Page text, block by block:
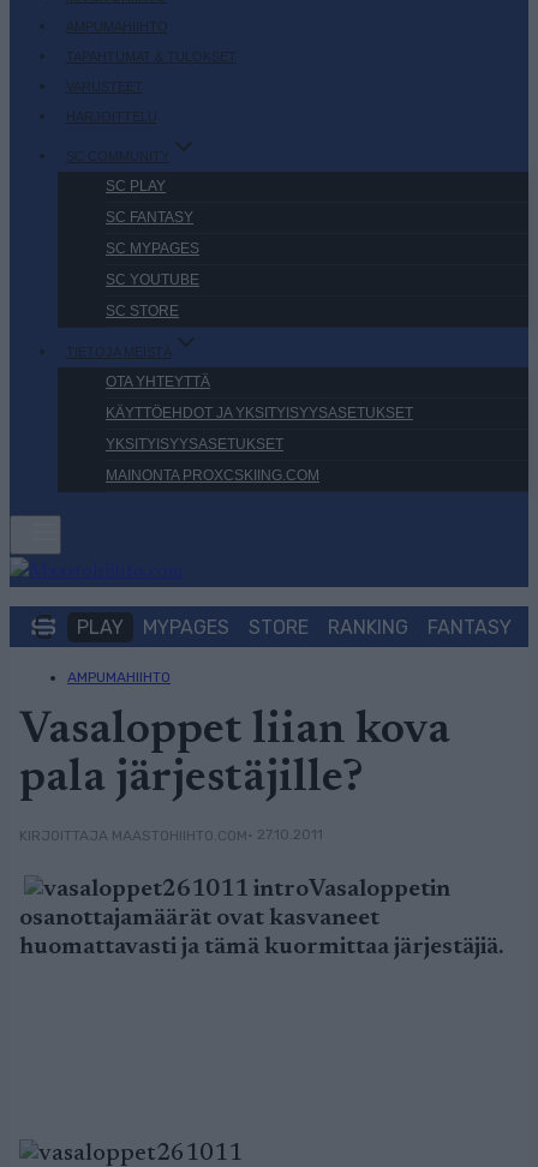
AMPUMAHIIHTO
TAPAHTUMAT & TULOKSET
VARUSTEET
HARJOITTELU
SC COMMUNITY
SC PLAY
SC FANTASY
SC MYPAGES
SC YOUTUBE
SC STORE
TIETOJA MEISTÄ
OTA YHTEYTTÄ
KÄYTTÖEHDOT JA YKSITYISYYSASETUKSET
YKSITYISYYSASETUKSET
MAINONTA PROXCSKIING.COM
PLAY MYPAGES STORE RANKING FANTASY
AMPUMAHIIHTO
Vasaloppet liian kova
pala järjestäjille?
KIRJOITTAJA MAASTOHIIHTO.COM• 27.10.2011
Vasaloppetin
osanottajamäärät ovat kasvaneet
huomattavasti ja tämä kuormittaa järjestäjiä.